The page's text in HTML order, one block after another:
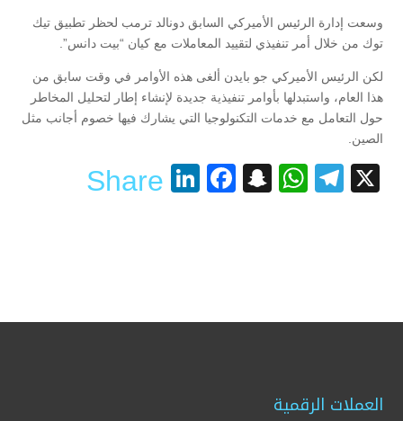
وسعت إدارة الرئيس الأميركي السابق دونالد ترمب لحظر تطبيق تيك
توك من خلال أمر تنفيذي لتقييد المعاملات مع كيان “بيت دانس”.
لكن الرئيس الأميركي جو بايدن ألغى هذه الأوامر في وقت سابق من
هذا العام، واستبدلها بأوامر تنفيذية جديدة لإنشاء إطار لتحليل المخاطر
حول التعامل مع خدمات التكنولوجيا التي يشارك فيها خصوم أجانب مثل
الصين.
X
Telegram
WhatsApp
Snapchat
Facebook
LinkedIn
Share
العملات الرقمية